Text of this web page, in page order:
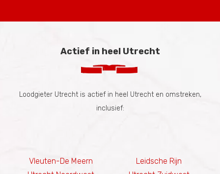
Actief in heel Utrecht
Loodgieter Utrecht is actief in heel Utrecht en omstreken,
inclusief:
Vleuten-De Meern
Leidsche Rijn